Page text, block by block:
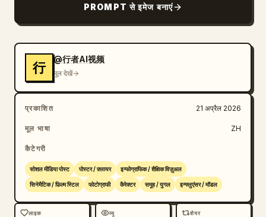
PROMPT से इमेज बनाएं
行
@行者AI视频
मूल देखें
प्रकाशित 21 अप्रैल 2026
मूल भाषा ZH
कैटेगरी
सोशल मीडिया पोस्ट पोस्टर / फ़्लायर इन्फोग्राफिक / शैक्षिक विज़ुअल
सिनेमैटिक / फ़िल्म स्टिल फोटोग्राफी कैरेक्टर समूह / युगल इन्फ्लुएंसर / मॉडल
लाइक व्यू शेयर